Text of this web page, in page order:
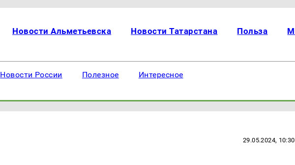
Новости Альметьевска Новости Татарстана Польза
Новости России Полезное Интересное
29.05.2024, 10:30